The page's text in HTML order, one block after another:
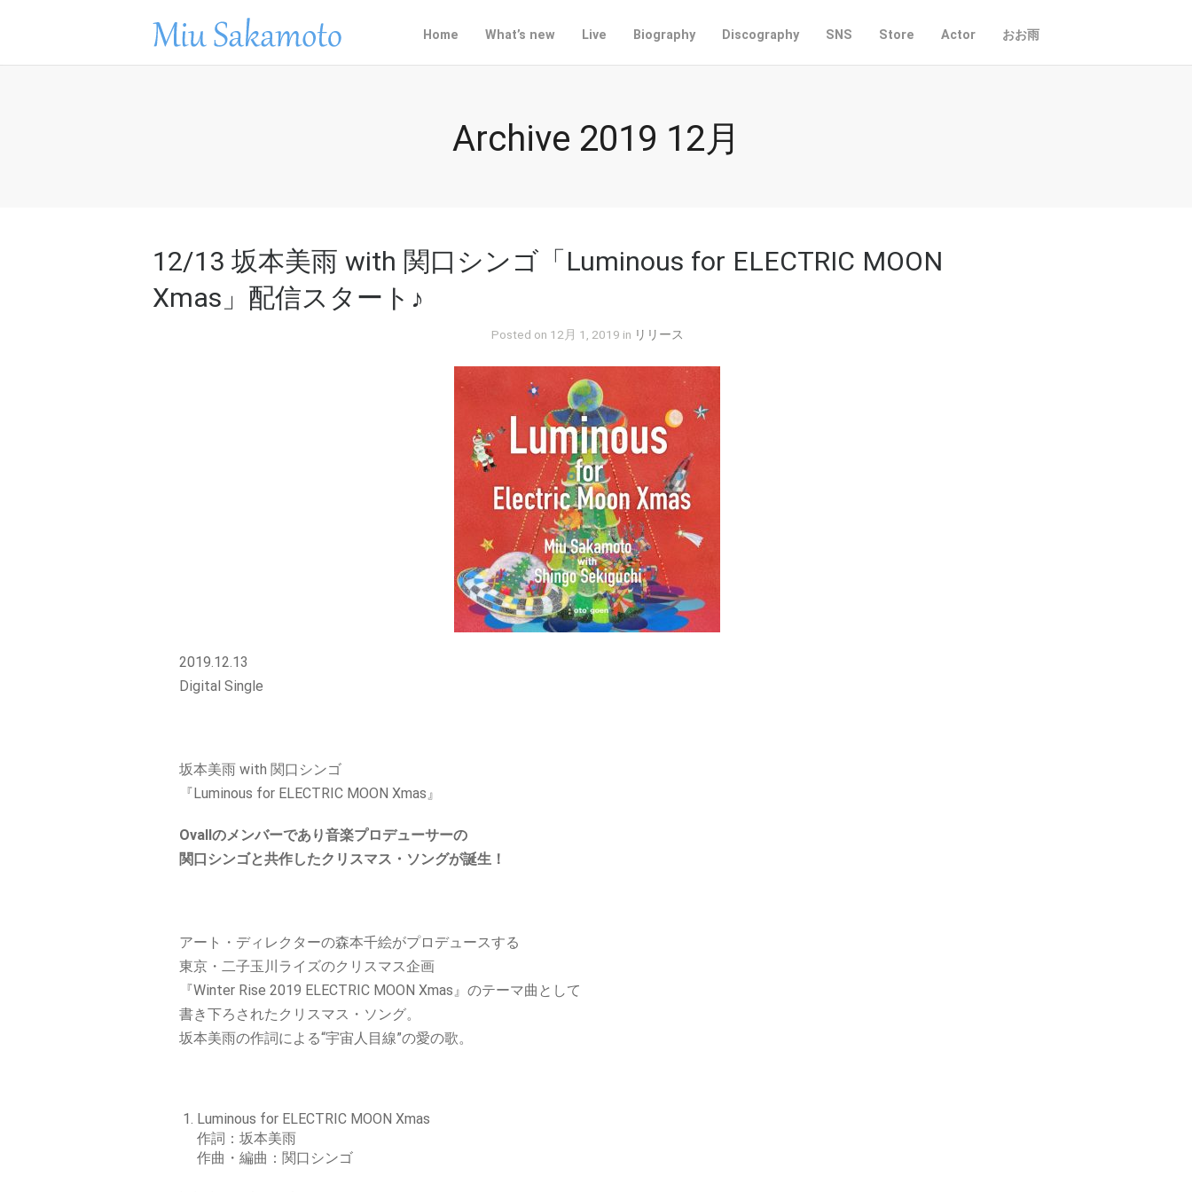
Home What’s new Live Biography Discography SNS Store Actor おお雨
Archive 2019 12月
12/13 坂本美雨 with 関口シンゴ「Luminous for ELECTRIC MOON
Xmas」配信スタート♪
Posted on 12月 1, 2019 in リリース
2019.12.13
Digital Single
坂本美雨 with 関口シンゴ
『Luminous for ELECTRIC MOON Xmas』
Ovallのメンバーであり音楽プロデューサーの
関口シンゴと共作したクリスマス・ソングが誕生！
アート・ディレクターの森本千絵がプロデュースする
東京・二子玉川ライズのクリスマス企画
『Winter Rise 2019 ELECTRIC MOON Xmas』のテーマ曲として
書き下ろされたクリスマス・ソング。
坂本美雨の作詞による“宇宙人目線”の愛の歌。
Luminous for ELECTRIC MOON Xmas
作詞：坂本美雨
作曲・編曲：関口シンゴ